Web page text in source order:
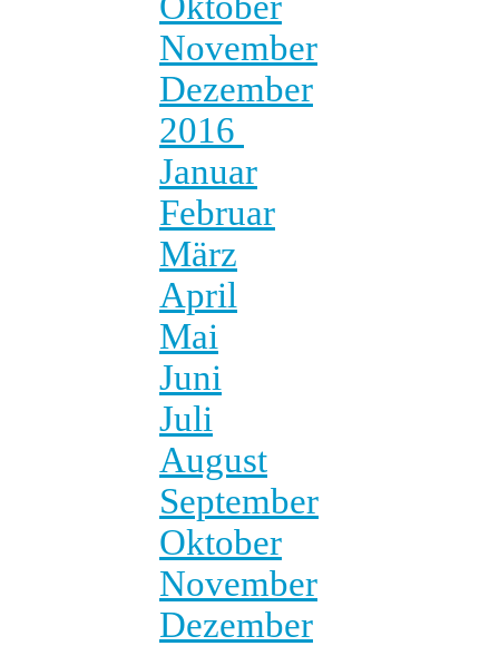
November
Dezember
2016
Januar
Februar
März
April
Mai
Juni
Juli
August
September
Oktober
November
Dezember